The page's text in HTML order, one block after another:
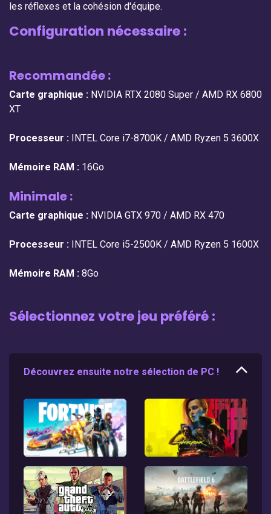
les réflexes et la cohésion d'équipe.
Configuration nécessaire :
Recommandée :
Carte graphique : NVIDIA RTX 2080 Super / AMD RX 6800
XT
Processeur : INTEL Core i7-8700K / AMD Ryzen 5 3600X
Mémoire RAM : 16Go
Minimale :
Carte graphique : NVIDIA GTX 970 / AMD RX 470
Processeur : INTEL Core i5-2500K / AMD Ryzen 5 1600X
Mémoire RAM : 8Go
Sélectionnez votre jeu préféré :
Découvrez ensuite notre sélection de PC !